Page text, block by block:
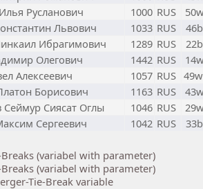
Русланович 1000 RUS
Львович 1033 RUS
Ибрагимович 1289 RUS
Олегович 1442 RUS
Алексеевич 1057 RUS
Борисович 1163 RUS
Сеймур Сиясат Оглы 1046 RUS
Сергеевич 1042 RUS
(variabel with parameter)
(variabel with parameter)
Tie-Break variable